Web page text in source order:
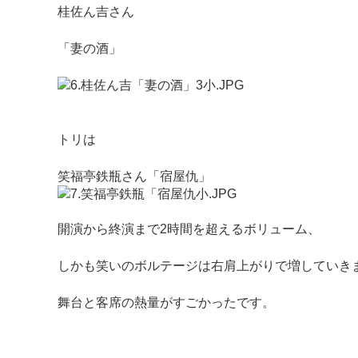
桂佐ん吉さん
「妻の酒」
トリは
笑福亭鉄瓶さん「宿屋仇」
開演から終演まで2時間を超えるボリューム、
しかも笑いのボルテージは右肩上がりで増していき
舞台と客席の熱量がすごかったです。